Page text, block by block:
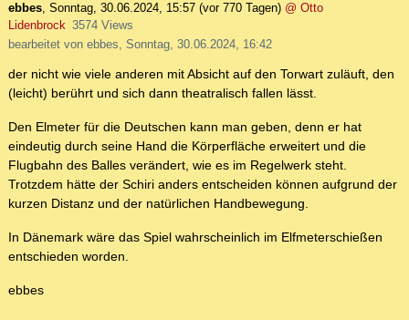
ebbes, Sonntag, 30.06.2024, 15:57 (vor 770 Tagen) @ Otto
Lidenbrock 3574 Views
bearbeitet von ebbes, Sonntag, 30.06.2024, 16:42
der nicht wie viele anderen mit Absicht auf den Torwart zuläuft, den
(leicht) berührt und sich dann theatralisch fallen lässt.
Den Elmeter für die Deutschen kann man geben, denn er hat
eindeutig durch seine Hand die Körperfläche erweitert und die
Flugbahn des Balles verändert, wie es im Regelwerk steht.
Trotzdem hätte der Schiri anders entscheiden können aufgrund der
kurzen Distanz und der natürlichen Handbewegung.
In Dänemark wäre das Spiel wahrscheinlich im Elfmeterschießen
entschieden worden.
ebbes